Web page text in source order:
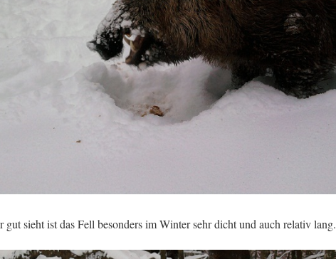
gut sieht ist das Fell besonders im Winter sehr dicht und auch relativ lang.